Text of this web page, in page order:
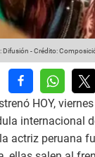
Difusión -Crédito:
HOY,
internacional
actriz peruana